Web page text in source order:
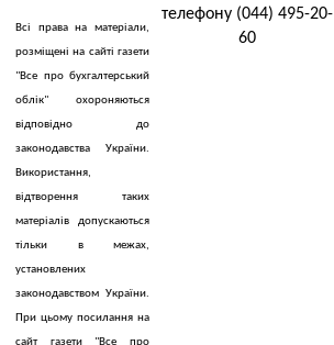
Всі права на матеріали,
розміщені на сайті газети
"Все про бухгалтерський
облік" охороняються
відповідно до
законодавства України.
Використання,
відтворення таких
матеріалів допускаються
тільки в межах,
установлених
законодавством України.
При цьому посилання на
сайт газети "Все про
телефону (044) 495-20-
60